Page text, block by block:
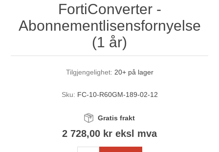
FortiConverter -
Abonnementlisensfornyelse
(1 år)
Tilgjengelighet: 20+ på lager
Sku: FC-10-R60GM-189-02-12
Gratis frakt
2 728,00 kr eksl mva